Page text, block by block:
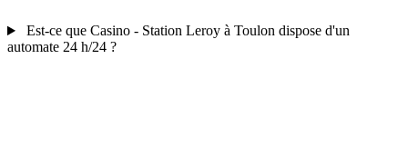
Est-ce que Casino - Station Leroy à Toulon dispose d'un
automate 24 h/24 ?